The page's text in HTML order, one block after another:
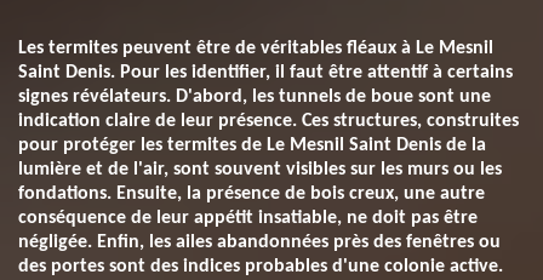
Les termites peuvent être de véritables fléaux à Le Mesnil
Saint Denis. Pour les identifier, il faut être attentif à certains
signes révélateurs. D'abord, les tunnels de boue sont une
indication claire de leur présence. Ces structures, construites
pour protéger les termites de Le Mesnil Saint Denis de la
lumière et de l'air, sont souvent visibles sur les murs ou les
fondations. Ensuite, la présence de bois creux, une autre
conséquence de leur appétit insatiable, ne doit pas être
négligée. Enfin, les ailes abandonnées près des fenêtres ou
des portes sont des indices probables d'une colonie active.